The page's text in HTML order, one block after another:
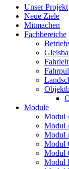
Unser Projekt
Neue Ziele
Mitmachen
Fachbereiche
Module
Modul
Modul
Modul
Modul
Modul
Modul